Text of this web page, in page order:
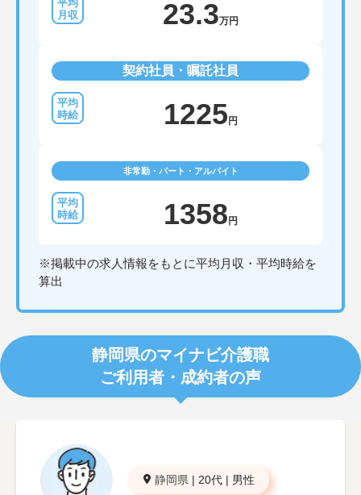
23.3万円
契約社員・嘱託社員
1225 円
非常勤・パート・アルバイト
1358 円
※掲載中の求人情報をもとに平均月収・平均時給を
算出
静岡県のマイナビ介護職
ご利用者・成約者の声
静岡県 | 20代 | 男性